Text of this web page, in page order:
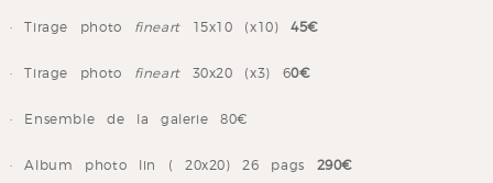
· Tirage photo fineart15x10 (x10)45€
· Tirage photo fineart30x20 (x3) 60€
· Ensemble de la galerie 80€
· Album photo lin ( 20x20) 26 pags 290€